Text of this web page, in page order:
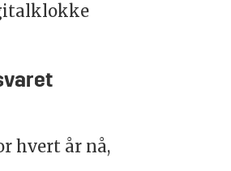
hvert år nå,